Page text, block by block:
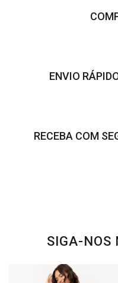
ENVIO
RECEBA COM
SIGA-NOS